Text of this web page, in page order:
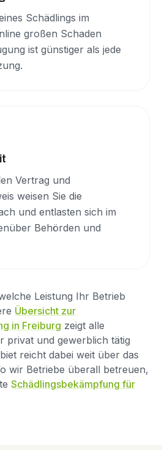
Schädlings im
großen Schaden
ist günstiger als jede
Vertrag und
weisen Sie die
und entlasten sich im
Behörden und
Leistung Ihr Betrieb
Übersicht zur
in Freiburg zeigt alle
privat und gewerblich tätig
reicht dabei weit über das
wir Betriebe überall betreuen,
Schädlingsbekämpfung für